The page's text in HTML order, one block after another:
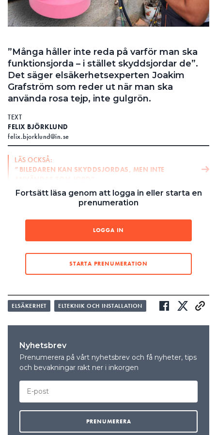
Search for:
SEARCH
”Många håller inte reda på varför man ska
funktionsjorda – i stället skyddsjordar de”.
Det säger elsäkerhetsexperten Joakim
Grafström som reder ut när man ska
använda rosa tejp, inte gulgrön.
TEXT
FELIX BJÖRKLUND
felix.bjorklund@in.se
LÄS OCKSÅ:
”BILEDAREN KAN SKYDDSJORDAS, MEN INTE
LÄS OCKSÅ:
BEHÖVS SKYDDSJORD TILL VÄXELRIKTAREN?
Då infördes rosa för funktionsjord
elektronik
Rosa märkning av funktionsjord inget krav
Då infördes rosa för
funktionsjord
När standarden SS-EN 60445 ändrades 2018 kom
en färgglad nyhet. Uppdateringen innebar att
Fortsätt läsa genom att logga in eller starta en
prenumeration
LOGGA IN
STARTA PRENUMERATION
ELSÄKERHET ELTEKNIK OCH INSTALLATION
Nyhetsbrev
Prenumerera på vårt nyhetsbrev och få nyheter, tips
och bevakningar rakt ner i inkorgen